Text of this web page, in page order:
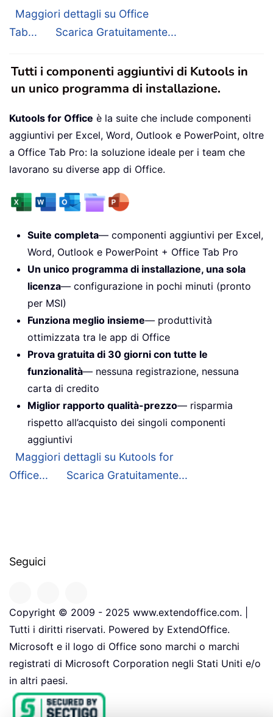
Maggiori dettagli su Office
Tab...
Scarica Gratuitamente...
Tutti i componenti aggiuntivi di Kutools in
un unico programma di installazione.
Kutools for Office è la suite che include componenti
aggiuntivi per Excel, Word, Outlook e PowerPoint, oltre
a Office Tab Pro: la soluzione ideale per i team che
lavorano su diverse app di Office.
Suite completa— componenti aggiuntivi per Excel,
Word, Outlook e PowerPoint + Office Tab Pro
Un unico programma di installazione, una sola
licenza— configurazione in pochi minuti (pronto
per MSI)
Funziona meglio insieme— produttività
ottimizzata tra le app di Office
Prova gratuita di 30 giorni con tutte le
funzionalità— nessuna registrazione, nessuna
carta di credito
Miglior rapporto qualità-prezzo— risparmia
rispetto all’acquisto dei singoli componenti
aggiuntivi
Maggiori dettagli su Kutools for
Office...
Scarica Gratuitamente...
Seguici
Copyright © 2009 - 2025 www.extendoffice.com. |
Tutti i diritti riservati. Powered by ExtendOffice.
Microsoft e il logo di Office sono marchi o marchi
registrati di Microsoft Corporation negli Stati Uniti e/o
in altri paesi.